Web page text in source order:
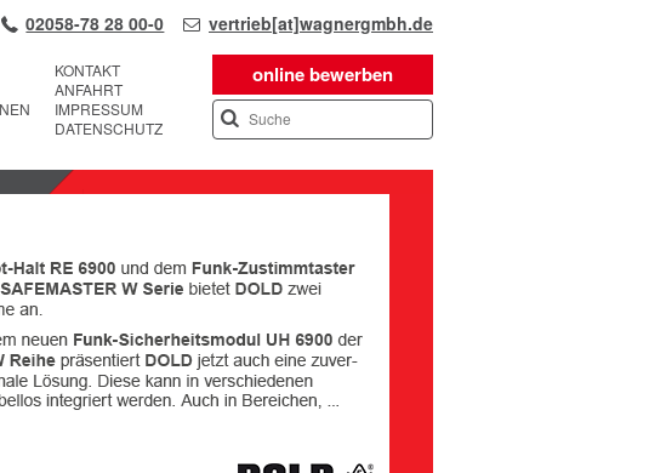
02058-78 28 00-0 vertrieb[at]wagnergmbh.de
online bewerben
KONTAKT
ANFAHRT
IMPRESSUM
DATENSCHUTZ